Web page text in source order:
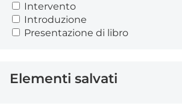
Intervento
Introduzione
Presentazione di libro
Elementi salvati